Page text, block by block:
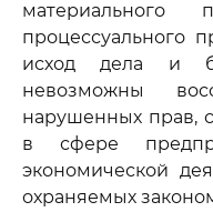
процессуального
исход дела и
невозможны
нарушенных прав,
в сфере
экономической
охраняемых